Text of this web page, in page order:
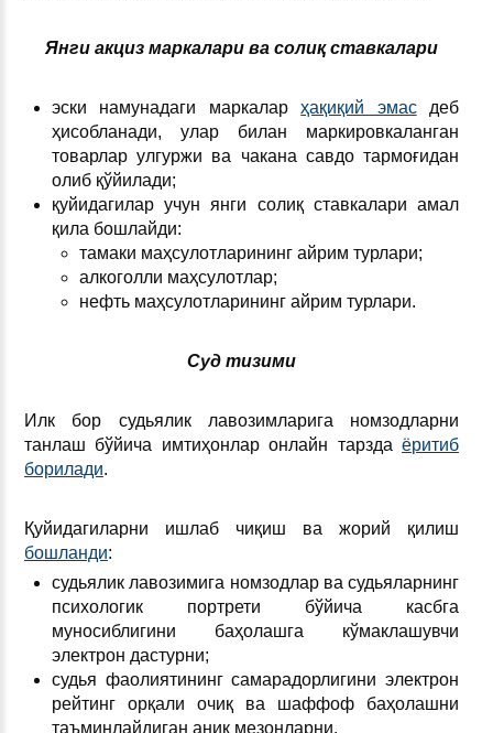
Янги акциз маркалари ва солиқ ставкалари
эски намунадаги маркаларҳақиқий эмасдеб
ҳисобланади, улар билан маркировкаланган
товарлар улгуржи ва чакана савдо тармоғидан
олиб қўйилади;
қуйидагилар учун янги солиқ ставкалари амал
қила бошлайди:
тамаки маҳсулотларининг айрим турлари;
алкоголли маҳсулотлар;
нефть маҳсулотларининг айрим турлари.
Суд тизими
Илк бор судьялик лавозимларига номзодларни
танлаш бўйича имтиҳонлар онлайн тарздаёритиб
борилади.
Қуйидагиларни ишлаб чиқиш ва жорий қилиш
бошланди:
судьялик лавозимига номзодлар ва судьяларнинг
психологик портрети бўйича касбга
муносиблигини баҳолашга кўмаклашувчи
электрон дастурни;
судья фаолиятининг самарадорлигини электрон
рейтинг орқали очиқ ва шаффоф баҳолашни
таъминлайдиган аниқ мезонларни.